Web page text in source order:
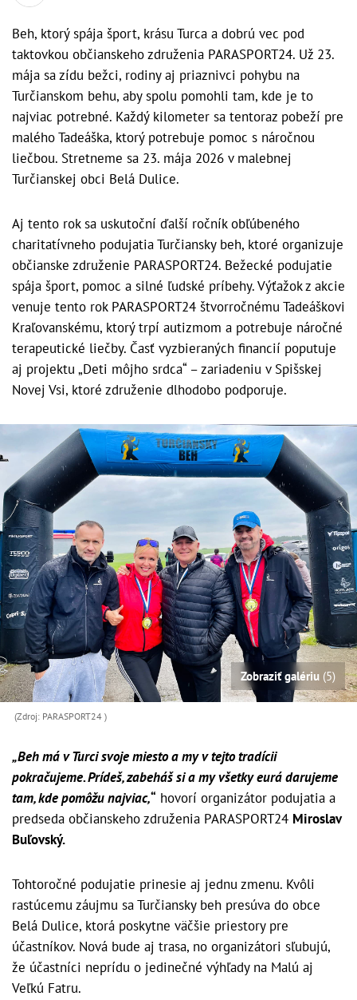
Beh, ktorý spája šport, krásu Turca a dobrú vec pod
taktovkou občianskeho združenia PARASPORT24. Už 23.
mája sa zídu bežci, rodiny aj priaznivci pohybu na
Turčianskom behu, aby spolu pomohli tam, kde je to
najviac potrebné. Každý kilometer sa tentoraz pobeží pre
malého Tadeáška, ktorý potrebuje pomoc s náročnou
liečbou. Stretneme sa 23. mája 2026 v malebnej
Turčianskej obci Belá Dulice.
Aj tento rok sa uskutoční ďalší ročník obľúbeného
charitatívneho podujatia Turčiansky beh, ktoré organizuje
občianske združenie PARASPORT24. Bežecké podujatie
spája šport, pomoc a silné ľudské príbehy. Výťažok z akcie
venuje tento rok PARASPORT24 štvorročnému Tadeáškovi
Kraľovanskému, ktorý trpí autizmom a potrebuje náročné
terapeutické liečby. Časť vyzbieraných financií poputuje
aj projektu „Deti môjho srdca“ – zariadeniu v Spišskej
Novej Vsi, ktoré združenie dlhodobo podporuje.
Zobraziť galériu (5)
(Zdroj: PARASPORT24 )
„Beh má v Turci svoje miesto a my v tejto tradícii
pokračujeme. Prídeš, zabeháš si a my všetky eurá darujeme
tam, kde pomôžu najviac,“ hovorí organizátor podujatia a
predseda občianskeho združenia PARASPORT24 Miroslav
Buľovský.
Tohtoročné podujatie prinesie aj jednu zmenu. Kvôli
rastúcemu záujmu sa Turčiansky beh presúva do obce
Belá Dulice, ktorá poskytne väčšie priestory pre
účastníkov. Nová bude aj trasa, no organizátori sľubujú,
že účastníci neprídu o jedinečné výhľady na Malú aj
Veľkú Fatru.